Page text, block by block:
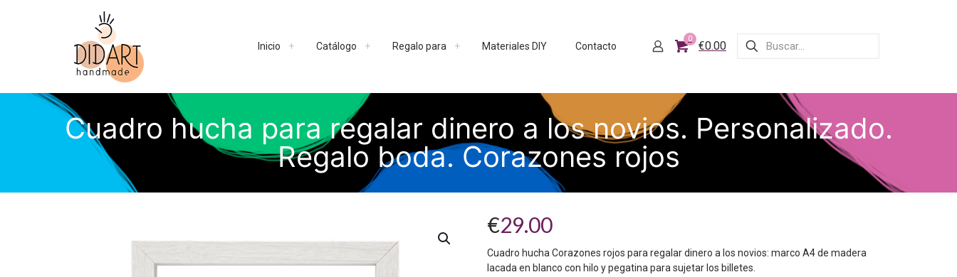
Inicio Catálogo Regalo para Materiales DIY Contacto
0
€0.00
Cuadro hucha para regalar dinero a los novios. Personalizado.
Regalo boda. Corazones rojos
€29.00
Cuadro hucha Corazones rojos para regalar dinero a los novios: marco A4 de madera
lacada en blanco con hilo y pegatina para sujetar los billetes.